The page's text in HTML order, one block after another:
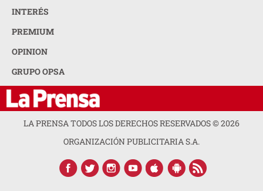
INTERÉS
PREMIUM
OPINION
GRUPO OPSA
LA PRENSA TODOS LOS DERECHOS RESERVADOS ©2026
ORGANIZACIÓN PUBLICITARIA S.A.